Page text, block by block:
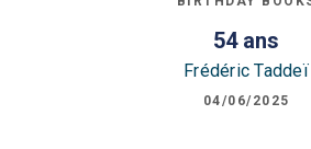
54 ans
Frédéric Taddeï
04/06/2025